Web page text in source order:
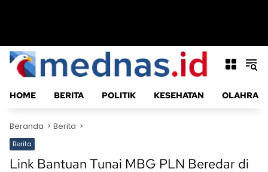
HOME BERITA POLITIK KESEHATAN
Beranda Berita
Berita
Link Bantuan Tunai MBG PLN Beredar di